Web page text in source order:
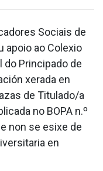
Sociais de
apoio ao Colexio
do Principado de
xerada en
de Titulado/a
no BOPA n.º
non se esixe de
en